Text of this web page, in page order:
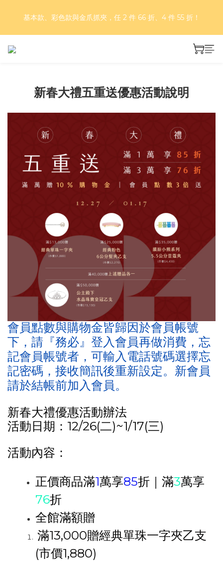
折，滿五件享7折！
基本款、彩色款與金爪抓夾，任 2 件 66 折、4 件 55 折！
好評再延長！夏日年中慶 part II｜正價商品 8 折，滿三件享75
新春大禮五重送優惠活動說明
會員點數與購物金皆歸因於會員帳號
下，請『務必』登入會員再做消費，忘
記會員帳號者，可輸入電話號碼選擇忘
記密碼，接收簡訊後重新設定。新會員
請於結帳前加入會員。
新春大禮優惠活動辦法
活動日期：12/26(二)~1/17(三)
活動內容：
正價商品滿1萬享85折｜滿3萬享
76折
全館滿額贈
滿13,000贈經典單珠一字夾乙支
(市價1,880)